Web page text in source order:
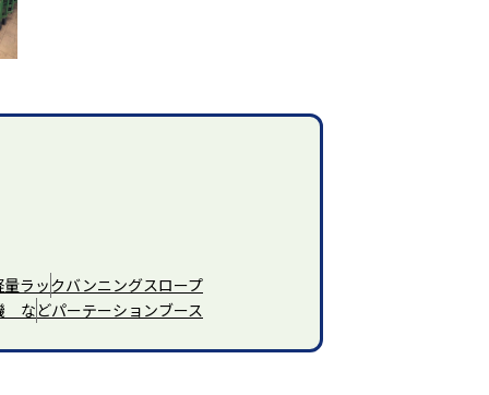
ラックバンニングスロープ
などパーテーションブース